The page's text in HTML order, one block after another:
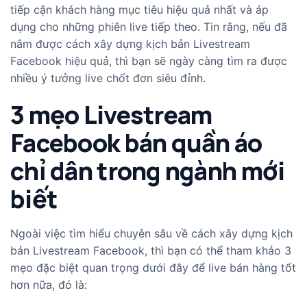
tiếp cận khách hàng mục tiêu hiệu quả nhất và áp
dụng cho những phiên live tiếp theo. Tin rằng, nếu đã
nắm được cách xây dựng kịch bản Livestream
Facebook hiệu quả, thì bạn sẽ ngày càng tìm ra được
nhiều ý tưởng live chốt đơn siêu đỉnh.
3 mẹo Livestream
Facebook bán quần áo
chỉ dân trong ngành mới
biết
Ngoài việc tìm hiểu chuyên sâu về cách xây dựng kịch
bản Livestream Facebook, thì bạn có thể tham khảo 3
mẹo đặc biệt quan trọng dưới đây để live bán hàng tốt
hơn nữa, đó là: